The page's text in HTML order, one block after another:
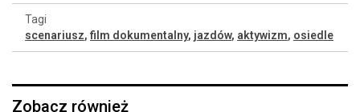
Tagi
scenariusz, film dokumentalny, jazdów, aktywizm, osiedle
Zobacz również